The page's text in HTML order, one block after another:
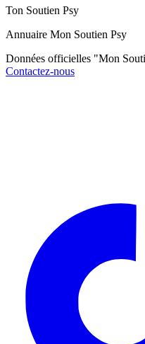
Ton Soutien Psy
Annuaire Mon Soutien Psy
Données officielles "Mon
Contactez-nous